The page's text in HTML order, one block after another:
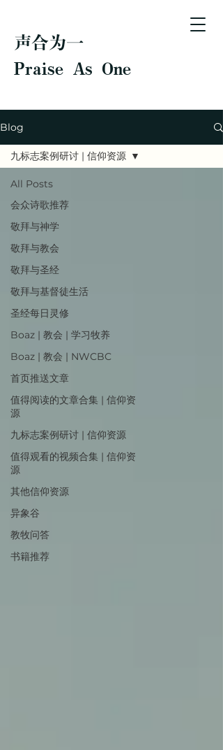
声合为一
Praise As One
Blog
All Posts
会众诗歌推荐
敬拜与神学
敬拜与教会
敬拜与圣经
敬拜与基督徒生活
圣经每日灵修
Boaz | 教会 | 学习牧养
Boaz | 教会 | NWCBC
首页推送文章
值得阅读的文章合集 | 信仰资
源
九标志案例研讨 | 信仰资源
值得观看的视频合集 | 信仰资
源
其他信仰资源
异象谷
教牧问答
书籍推荐
九标志案例研讨 | 信仰资源